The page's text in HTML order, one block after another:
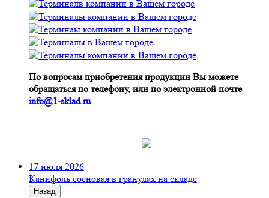
По вопросам приобретения продукции Вы можете
обращаться по телефону, или по электронной почте
info@1-sklad.ru
17 июля 2026
Канифоль сосновая в гранулах на складе
Назад